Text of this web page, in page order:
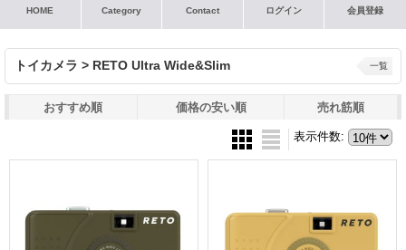
HOME Category Contact ログイン 会員登録
トイカメラ > RETO Ultra Wide&Slim 一覧
おすすめ順 価格の安い順 売れ筋順
表示件数: